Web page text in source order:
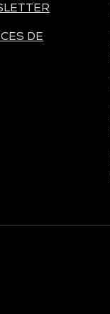
DE